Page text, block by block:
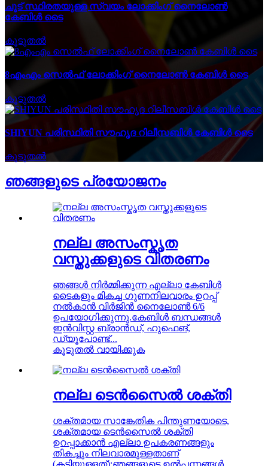
ചൂട് സ്ഥിരതയുള്ള സ്വയം ലോക്കിംഗ് നൈലോൺ
കേബിൾ ടൈ
കൂടുതൽ
8എംഎം സെൽഫ് ലോക്കിംഗ് നൈലോൺ കേബിൾ ടൈ
കൂടുതൽ
SHIYUN പരിസ്ഥിതി സൗഹൃദ റിലീസബിൾ കേബിൾ ടൈ
കൂടുതൽ
ഞങ്ങളുടെ പ്രയോജനം
നല്ല അസംസ്കൃത
വസ്തുക്കളുടെ വിതരണം
ഞങ്ങൾ നിർമ്മിക്കുന്ന എല്ലാ കേബിൾ
ടൈകളും മികച്ച ഗുണനിലവാരം ഉറപ്പ്
നൽകാൻ വിർജിൻ നൈലോൺ 6/6
ഉപയോഗിക്കുന്നു.കേബിൾ ബന്ധങ്ങൾ
ഇൻവിസ്റ്റ ബ്രാൻഡ്, ഹുഫെങ്,
ഡ്യൂപോണ്ട്...
കൂടുതൽ വായിക്കുക
നല്ല ടെൻസൈൽ ശക്തി
ശക്തമായ സാങ്കേതിക പിന്തുണയോടെ,
ശക്തമായ ടെൻസൈൽ ശക്തി
ഉറപ്പാക്കാൻ എല്ലാ ഉപകരണങ്ങളും
തികച്ചും നിലവാരമുള്ളതാണ്
(കട്ടിയുള്ളത്);ഞങ്ങളുടെ ഉൽപ്പന്നങ്ങൾ